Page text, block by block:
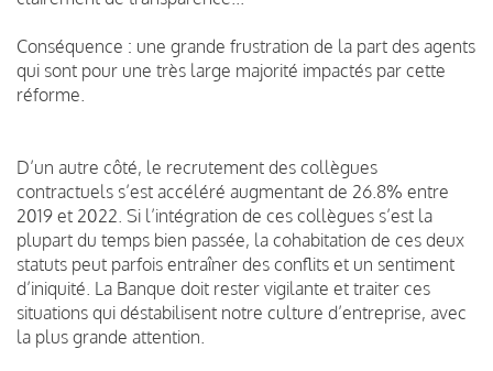
Conséquence : une grande frustration de la part des agents
qui sont pour une très large majorité impactés par cette
réforme.
D’un autre côté, le recrutement des collègues
contractuels s’est accéléré augmentant de 26.8% entre
2019 et 2022. Si l’intégration de ces collègues s’est la
plupart du temps bien passée, la cohabitation de ces deux
statuts peut parfois entraîner des conflits et un sentiment
d’iniquité. La Banque doit rester vigilante et traiter ces
situations qui déstabilisent notre culture d’entreprise, avec
la plus grande attention.